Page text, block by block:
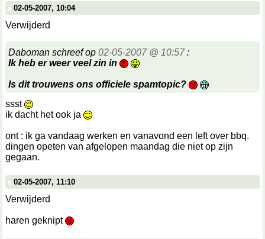
02-05-2007, 10:04
Verwijderd
Daboman schreef op 02-05-2007 @ 10:57:
Ik heb er weer veel zin in
Is dit trouwens ons officiele spamtopic?
ssst
ik dacht het ook ja
ont : ik ga vandaag werken en vanavond een left over bbq.
dingen opeten van afgelopen maandag die niet op zijn
gegaan.
02-05-2007, 11:10
Verwijderd
haren geknipt